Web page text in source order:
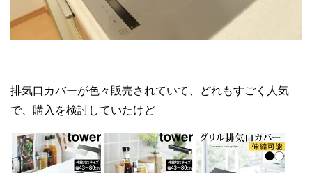
排気口カバーが色々販売されていて、どれもすごく人気
で、購入を検討していたけど